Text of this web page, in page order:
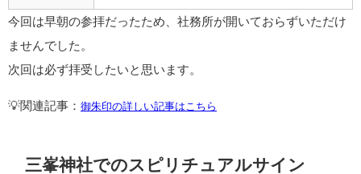
今回は早朝の参拝だったため、社務所が開いておらずいただけ
ませんでした。
次回は必ず拝受したいと思います。
💡関連記事： 御朱印の詳しい記事はこちら
三峯神社でのスピリチュアルサイン